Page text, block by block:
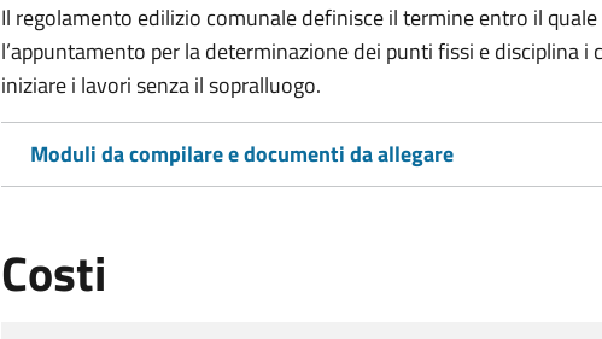
Il regolamento edilizio comunale definisce il termine entro il
l’appuntamento per la determinazione dei punti fissi e disciplina i
iniziare i lavori senza il sopralluogo.
Moduli da compilare e documenti da allegare
Costi